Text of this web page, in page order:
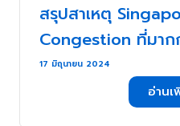
สรุปสาเหตุ
Congestion ที่มาก
.17 มิถุนายน 2024
อ่านเ